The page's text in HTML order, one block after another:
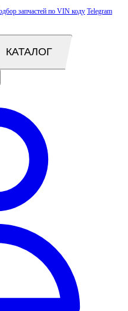
запчастей по VIN коду Telegram
КАТАЛОГ